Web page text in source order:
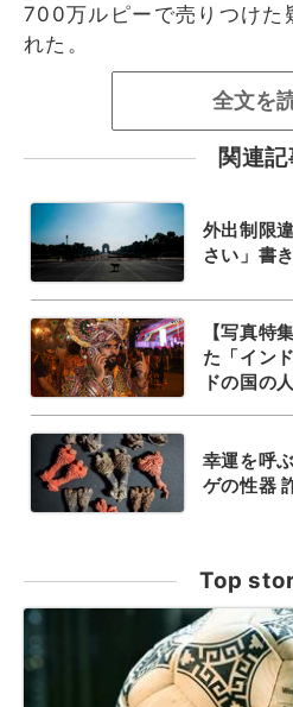
700万ルピーで売りつけた
れた。
全文を
関連記
外出制限
さい」書
【写真特
た「イン
ドの国の
幸運を呼
ゲの性器
Top